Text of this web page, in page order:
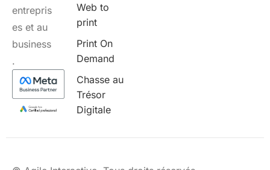
entrepris
es et au
business
.
Web to
print
Print On
Demand
Chasse au
Trésor
Digitale